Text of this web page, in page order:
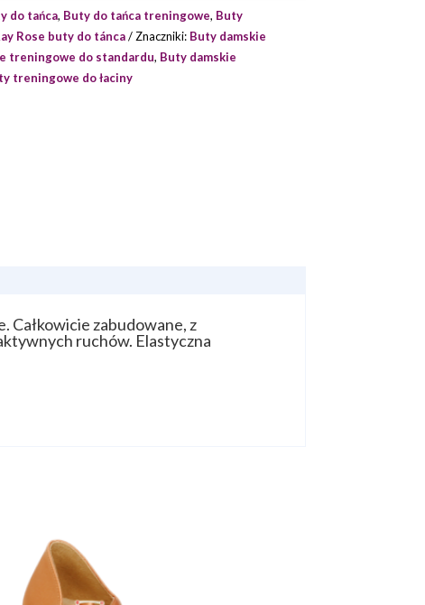
do tańca, Buty do tańca treningowe, Buty
Rose buty do tánca Znaczniki: Buty damskie
treningowe do standardu, Buty damskie
treningowe do łaciny
Całkowicie zabudowane, z
ruchów. Elastyczna